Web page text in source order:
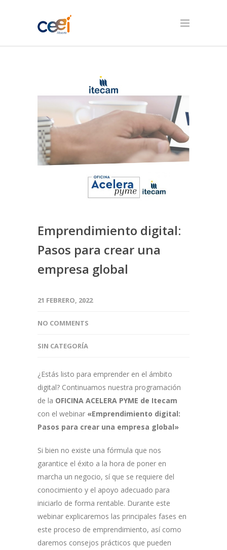
Emprendimiento digital:
Pasos para crear una
empresa global
21 FEBRERO, 2022
NO COMMENTS
SIN CATEGORÍA
¿Estás listo para emprender en el ámbito
digital? Continuamos nuestra programación
de la OFICINA ACELERA PYME de Itecam
con el webinar «Emprendimiento digital:
Pasos para crear una empresa global»
Si bien no existe una fórmula que nos
garantice el éxito a la hora de poner en
marcha un negocio, sí que se requiere del
conocimiento y el apoyo adecuado para
iniciarlo de forma rentable. Durante este
webinar explicaremos las principales fases en
este proceso de emprendimiento, así como
daremos consejos prácticos que pueden